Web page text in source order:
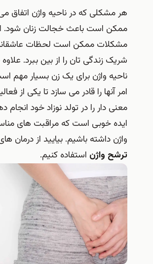
هر مشکلی که در ناحیه واژن اتفاق
ممکن است باعث خجالت زنان شود.
مشکلات ممکن است لحظات
شریک زندگی تان را از بین ببرد. علاوه
ناحیه واژن برای یک زن بسیار مهم
امر آنها را قادر می سازد تا یکی از
معنی دار را در تولد نوزاد خود انجام
ایده خوبی است که مراقبت های
واژن داشته باشیم. بیایید از درمان
ترشح واژن استفاده کنیم.